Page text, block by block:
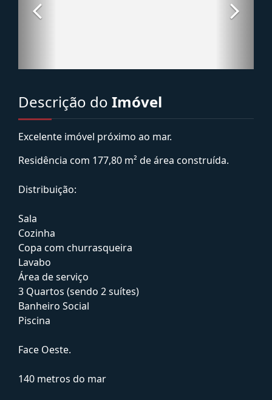
Descrição do Imóvel
Excelente imóvel próximo ao mar.
Residência com 177,80 m² de área construída.
Distribuição:
Sala
Cozinha
Copa com churrasqueira
Lavabo
Área de serviço
3 Quartos (sendo 2 suítes)
Banheiro Social
Piscina
Face Oeste.
140 metros do mar